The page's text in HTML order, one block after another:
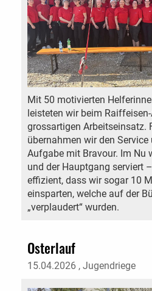
Mit 50 motivierten
leisteten wir beim
grossartigen Arbeitseinsatz.
übernahmen wir den
Aufgabe mit Bravour. Im Nu
und der Hauptgang serviert
effizient, dass wir sogar 10
einsparten, welche auf der
„verplaudert“ wurden.
Osterlauf
15.04.2026 , Jugendriege